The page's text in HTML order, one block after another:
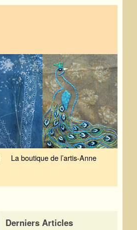
La boutique de l’artis-Anne
Derniers Articles